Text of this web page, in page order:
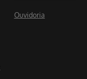
Ouvidoria